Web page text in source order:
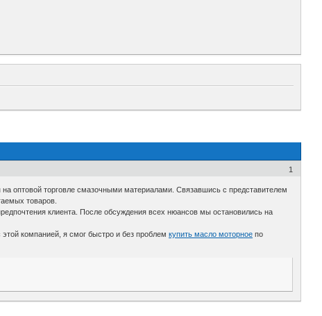
1
оптовой торговле смазочными материалами. Связавшись с представителем
товаров.
клиента. После обсуждения всех нюансов мы остановились на
этой компанией, я смог быстро и без проблемкупить масло моторное по